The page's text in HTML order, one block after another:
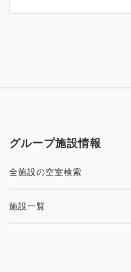
グループ施設情報
全施設の空室検索
施設一覧